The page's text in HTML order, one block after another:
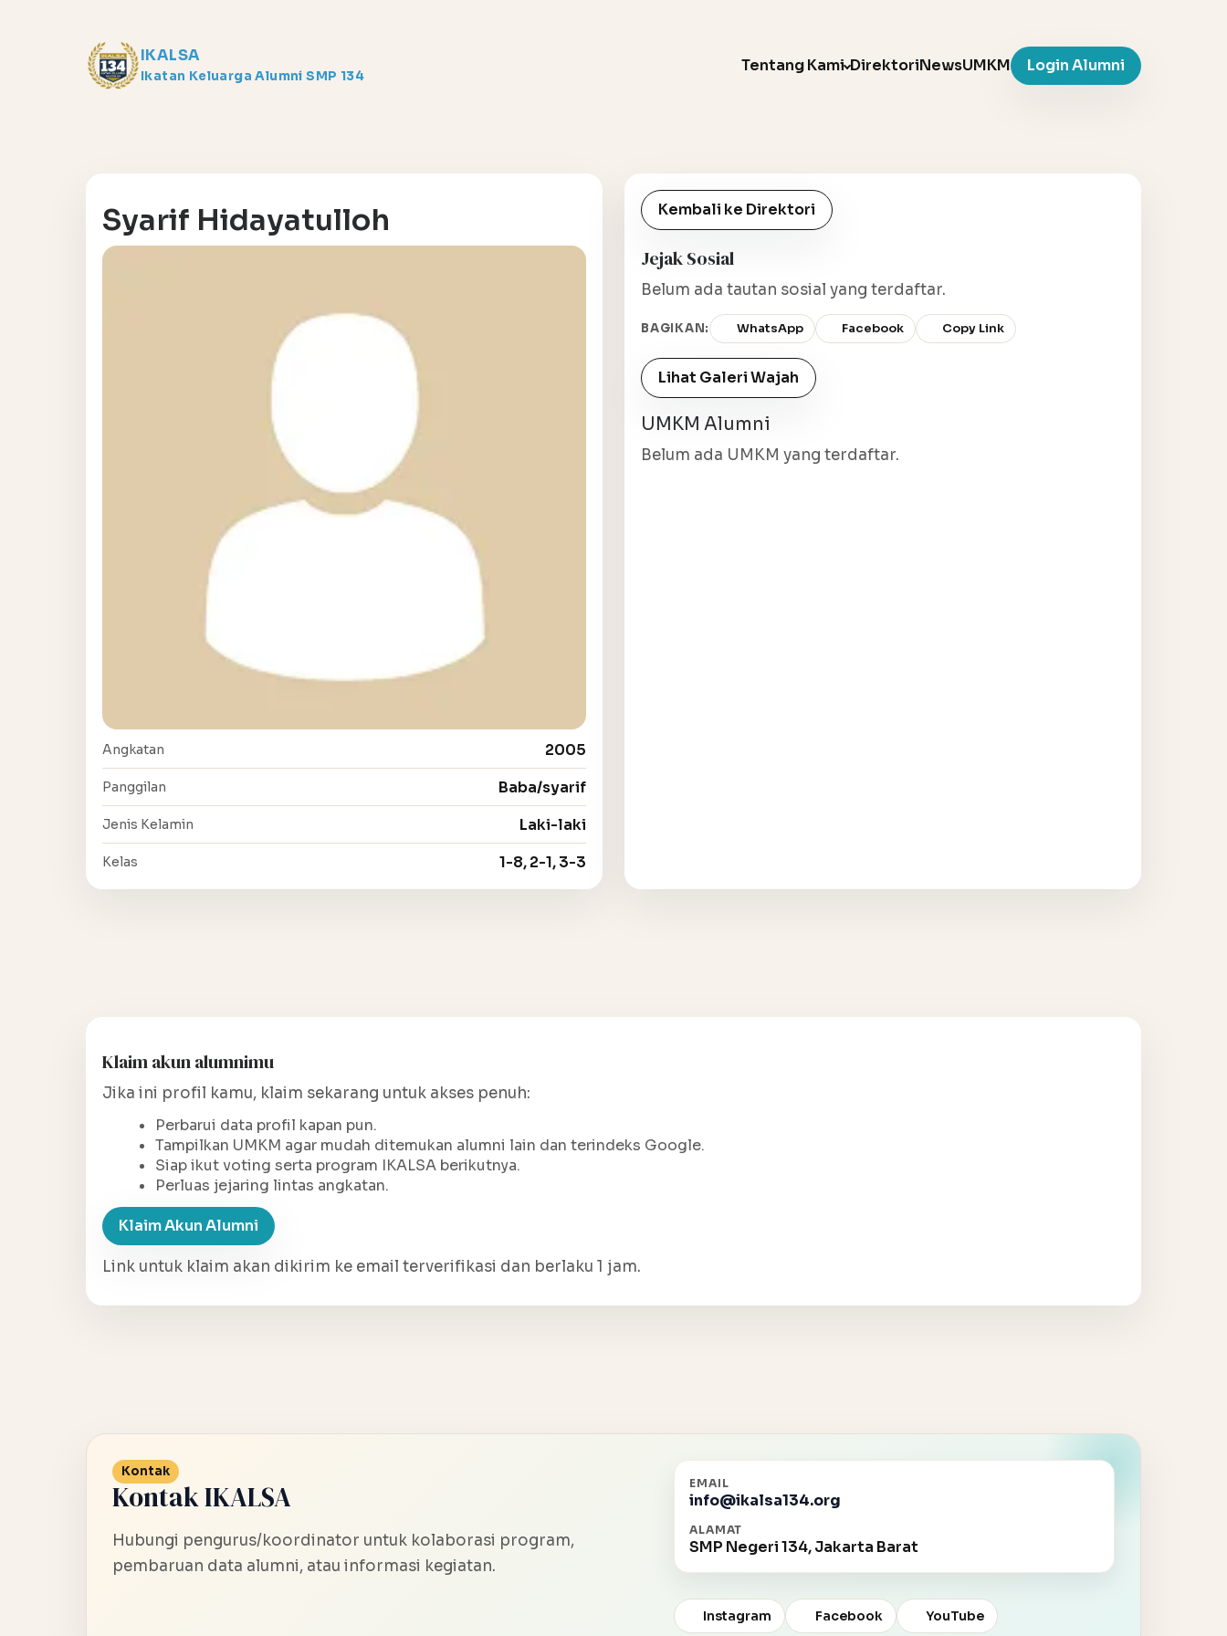
IKALSA
Ikatan Keluarga Alumni SMP 134
Tentang Kami DirektoriNewsUMKM Login Alumni
Syarif Hidayatulloh
Angkatan 2005
Panggilan Baba/syarif
Jenis Kelamin Laki-laki
Kelas 1-8, 2-1, 3-3
Kembali ke Direktori
Jejak Sosial
Belum ada tautan sosial yang terdaftar.
BAGIKAN: WhatsApp Facebook Copy Link
Lihat Galeri Wajah
UMKM Alumni
Belum ada UMKM yang terdaftar.
Klaim akun alumnimu
Jika ini profil kamu, klaim sekarang untuk akses penuh:
Perbarui data profil kapan pun.
Tampilkan UMKM agar mudah ditemukan alumni lain dan terindeks Google.
Siap ikut voting serta program IKALSA berikutnya.
Perluas jejaring lintas angkatan.
Klaim Akun Alumni
Link untuk klaim akan dikirim ke email terverifikasi dan berlaku 1 jam.
Kontak
Kontak IKALSA
Hubungi pengurus/koordinator untuk kolaborasi program,
pembaruan data alumni, atau informasi kegiatan.
EMAIL
info@ikalsa134.org
ALAMAT
SMP Negeri 134, Jakarta Barat
Instagram Facebook YouTube